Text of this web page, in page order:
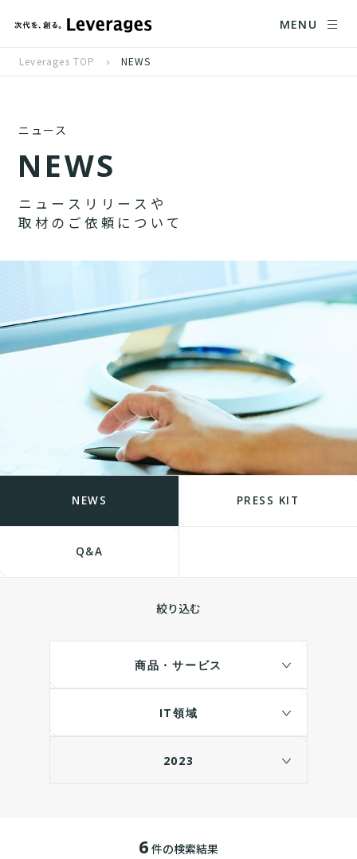
MENU
Leverages TOP NEWS
ニュース
NEWS
ニ ュ ー ス リ リ ー ス や
取 材 の ご 依 頼 に つ い て
NEWS PRESS KIT
Q&A
絞り込む
商品・サービス
IT領域
2023
6 件の検索結果